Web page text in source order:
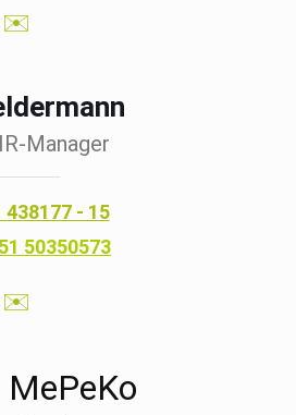
✉️
Manager
438177 - 15
50350573
✉️
MePeKo